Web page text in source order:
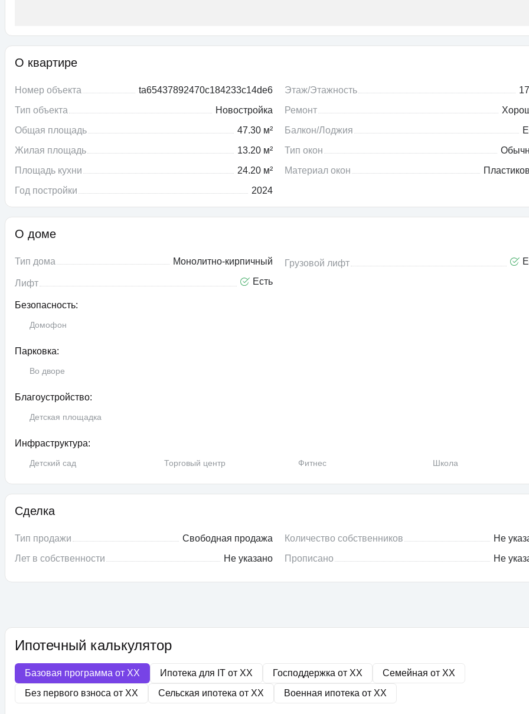
О квартире
Номер объекта
ta65437892470c184233c14de6
Тип объекта
Новостройка
Общая площадь
47.30 м²
Жилая площадь
13.20 м²
Площадь кухни
24.20 м²
Год постройки
2024
Этаж/Этажность
Ремонт
Балкон/Лоджия
Тип окон
Материал окон
О доме
Тип дома Монолитно-кирпичный
Лифт Есть
Грузовой лифт
Безопасность:
Домофон
Парковка:
Во дворе
Благоустройство:
Детская площадка
Инфраструктура:
Детский сад Торговый центр Фитнес Школа
Сделка
Тип продажи
Свободная продажа
Лет в собственности
Не указано
Количество собственников
Не
Прописано
Не
Ипотечный калькулятор
Базовая программа от XX Ипотека для IT от XX Господдержка от XX Семейная от XX
Без первого взноса от XX Сельская ипотека от XX Военная ипотека от XX